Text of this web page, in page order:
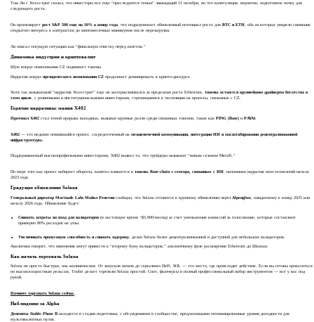
Том Ли с Уолл-стрит сказал, что инвесторы все еще “преследуются тенью” ликвидаций 11 октября, но что капитуляция, вероятно, подготовила почву для
следующего роста.
Он прогнозирует рост S&P 500 еще на 10% к концу года, что подразумевает обновленный потенциал роста для BTC и ETH, оба из которых увидели снижение
открытого интереса к контрактам до многомесячных минимумов после перезагрузки.
Ли описал текущую ситуацию как “финальную очистку перед взлетом.”
Динамика индустрии и криптовалют
Шум вокруг помилования CZ поднимает токены
Нарратив вокругпрезидентского помилования CZпродолжает доминировать в крипто-дискурсе.
Хотя так называемый “нарратив Уолл-стрит” еще не материализовался за пределами роста Ethereum, токены остаются крупнейшим драйвером богатства в
этом цикле, с розничными и институциональными инвесторами, стремящимися к экспозиции на проекты, связанные с CZ.
Горячие нарративы: мания X402
Протокол X402стал темой прорыва выходных, вызывая крупные ралли среди связанных токенов, таких как PING (Base)и PAYAI.
X402— это недавно появившийся проект, сосредоточенный на межцепочечной коммуникации, интеграции ИИ и масштабировании децентрализованной
инфраструктуры.
Поддерживаемый высокопрофильными инвесторами, X402 вызвал то, что трейдеры называют “новым сезоном MetaFi.”
По мере того как проект набирает обороты, капитал вливается в токены Base-chainи сектора, связанные с ИИ, напоминая нарратив мем-технологий начала
2023 года.
Грядущее обновление Solana
Генеральный директор Marinade Labs Майкл Репетнисообщил, что Solana готовится к крупному обновлению через Alpenglow, ожидаемому к концу 2025 или
началу 2026 года. Обновление будет:
Снижать затраты на вход для валидаторов(в настоящее время ~$5,000/месяц) за счет уменьшения комиссий за голосование, которые составляют
примерно 80% расходов на узлы.
Увеличивать пропускную способность и снижать задержку, делая Solana более децентрализованной и доступной для небольших валидаторов.
Аналитики говорят, что изменения могут привести к “второму буму валидаторов,” аналогичному фазе расширения Ethereum до Шанхая.
Как начать торговать Solana
Solana не просто быстрая, она молниеносная. От запусков мемов до серьезного DeFi, SOL — это место, где происходит действие. Если вы готовы прокатиться
по высокоскоростным рельсам, Toobit делает торговлю Solana простой. Спот, фьючерсы и полный профессиональный набор инструментов — все у вас под
рукой.
Начните торговать Solana сейчас.
Наблюдение за Alpha
Депозиты Stable Phase IIнаходятся в стадии подготовки, с обсуждениями в сообществе, предлагающими оптимизированные уровни доходности для
мультивалютных пулов.